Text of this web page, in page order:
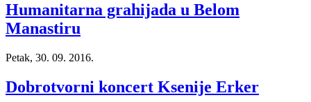
Humanitarna grahijada u Belom
Manastiru
Petak, 30. 09. 2016.
Dobrotvorni koncert Ksenije Erker